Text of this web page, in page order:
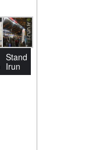
Stand
Irun